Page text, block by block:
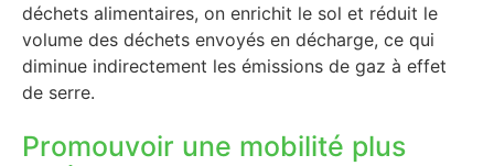
déchets alimentaires, on enrichit le sol et réduit le
volume des déchets envoyés en décharge, ce qui
diminue indirectement les émissions de gaz à effet
de serre.
Promouvoir une mobilité plus